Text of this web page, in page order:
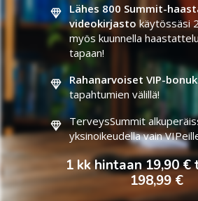
Lähes 800 Summit-
videokirjasto käytössäsi
myös kuunnella
tapaan!
Rahanarvoiset VIP-
tapahtumien välillä!
TerveysSummit
yksinoikeudella vain
1 kk hintaan 19,90 €
198,99 €